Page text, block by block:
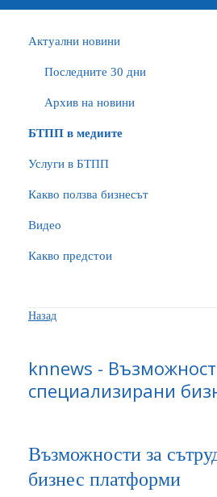
Актуални новини
Последните 30 дни
Архив на новини
БTПП в медиите
Услуги в БТПП
Какво ползва бизнесът
Видео
Какво предстои
Назад
knnews -
специализирани
Възможности за
бизнес платформи